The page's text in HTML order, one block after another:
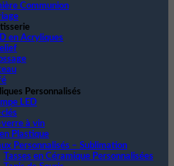
Communion
en Acryliques
Personnalisés
LED
verre à vin
Plastique
Personnalisés – Sublimation
Tasses en Céramique Personnalisées